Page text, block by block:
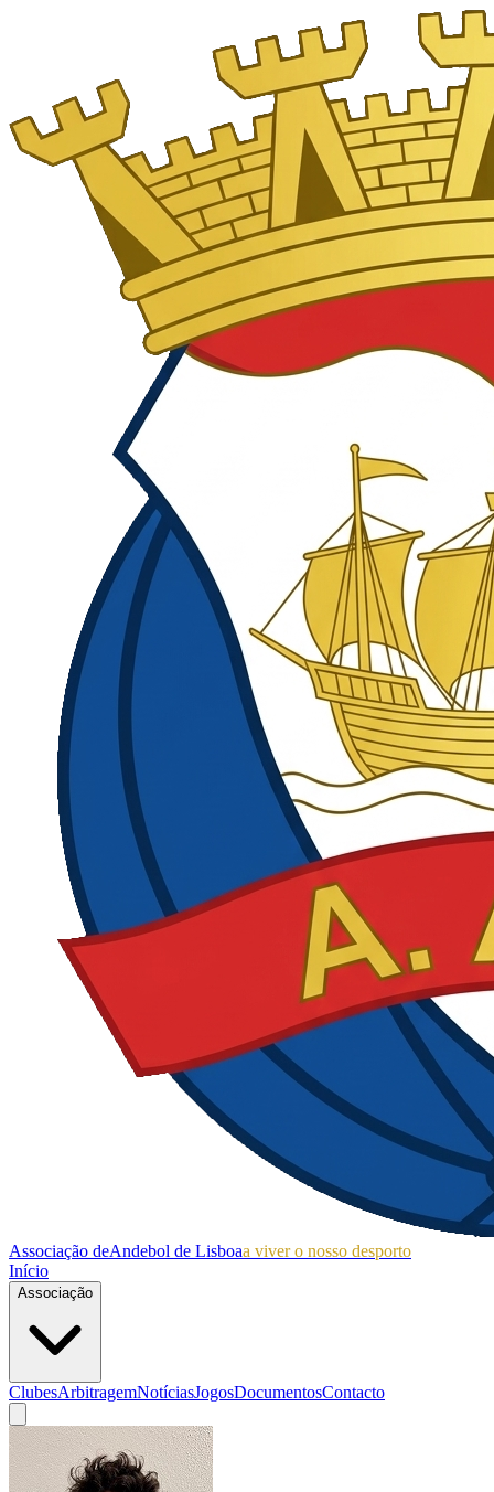
Associação deAndebol de Lisboaa viver o nosso desporto
Início
Associação
ClubesArbitragemNotíciasJogosDocumentosContacto